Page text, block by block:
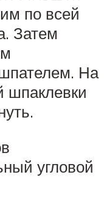
по всей
Затем
На
шпаклевки
угловой